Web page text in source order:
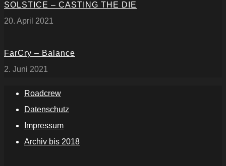
SOLSTICE – CASTING THE DIE
20. April 2021
FarCry – Balance
2. Juni 2021
Roadcrew
Datenschutz
Impressum
Archiv bis 2018